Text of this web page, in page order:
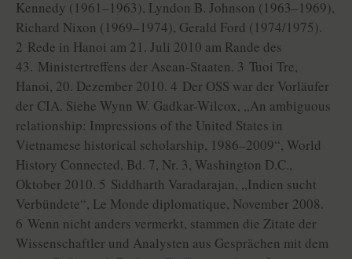
Kennedy (1961–1963), Lyndon B. Johnson (1963–1969),
Richard Nixon (1969–1974), Gerald Ford (1974/1975).
2 Rede in Hanoi am 21. Juli 2010 am Rande des
43. Ministertreffens der Asean-Staaten. 3 Tuoi Tre,
Hanoi, 20. Dezember 2010. 4 Der OSS war der Vorläufer
der CIA. Siehe Wynn W. Gadkar-Wilcox, „An ambiguous
relationship: Impressions of the United States in
Vietnamese historical scholarship, 1986–2009“, World
History Connected, Bd. 7, Nr. 3, Washington D.C.,
Oktober 2010. 5 Siddharth Varadarajan, „Indien sucht
Verbündete“, Le Monde diplomatique, November 2008.
6 Wenn nicht anders vermerkt, stammen die Zitate der
Wissenschaftler und Analysten aus Gesprächen mit dem